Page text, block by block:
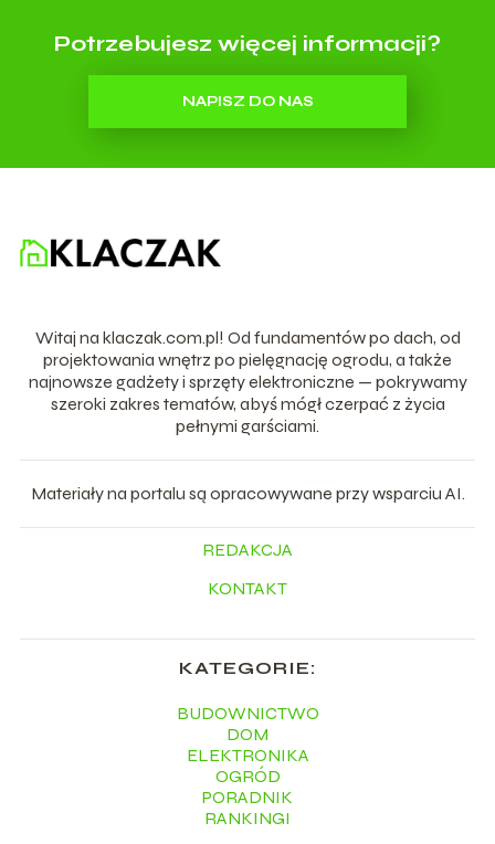
Potrzebujesz więcej informacji?
NAPISZ DO NAS
Witaj na klaczak.com.pl! Od fundamentów po dach, od
projektowania wnętrz po pielęgnację ogrodu, a także
najnowsze gadżety i sprzęty elektroniczne — pokrywamy
szeroki zakres tematów, abyś mógł czerpać z życia
pełnymi garściami.
Materiały na portalu są opracowywane przy wsparciu AI.
REDAKCJA
KONTAKT
KATEGORIE:
BUDOWNICTWO
DOM
ELEKTRONIKA
OGRÓD
PORADNIK
RANKINGI